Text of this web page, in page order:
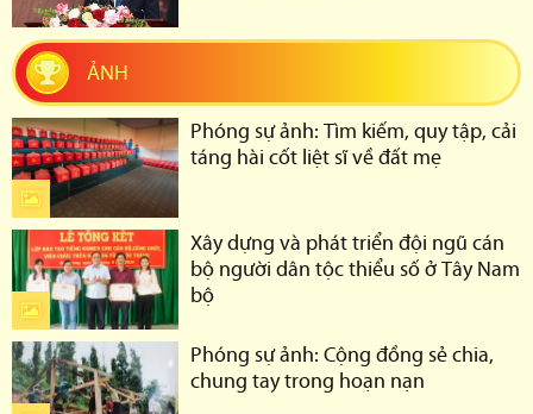
ẢNH
Phóng sự ảnh: Tìm kiếm, quy tập, cải
táng hài cốt liệt sĩ về đất mẹ
Xây dựng và phát triển đội ngũ cán
bộ người dân tộc thiểu số ở Tây Nam
bộ
Phóng sự ảnh: Cộng đồng sẻ chia,
chung tay trong hoạn nạn